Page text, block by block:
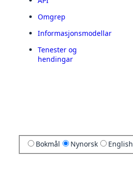
Omgrep
Informasjonsmodellar
Tenester og
hendingar
Bokmål Nynorsk English